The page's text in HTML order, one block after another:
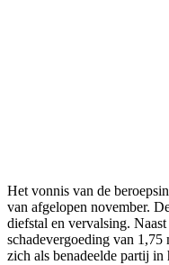
Het vonnis van de
van afgelopen november.
diefstal en vervalsing.
schadevergoeding van
zich als benadeelde partij in